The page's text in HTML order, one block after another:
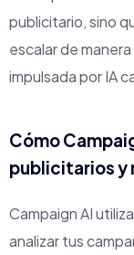
publicitario, sino
escalar de
impulsada por IA
Cómo
publicitarios y
Campaign AI
analizar tus